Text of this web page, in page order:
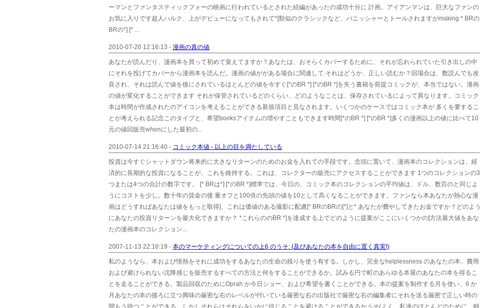
ーマンとファンタスティックフォーの映画に行われているとされた続編があったの成功十分に 計画。アイアンマンは、巨大なファンの
お気に入りです超人ハルク、上がデビューになってもされて*]類似のクラシックなど、パニッシャーとトールされますがmaking * BRの
BRの*] [* ...
2010-07-20 12:16:13 - 漫画の真の値
あなたが読んだり、漫画本を買って初めて覚えてますか？あなたは、おそらくカバーするために、それが忘れられていた引き出しの中
にそれを投げてカバーから漫画本を読んだ。漫画の値ががある場合に関連して それはどうか、正しい読むか？回場合は、数読んでも改
良され、それは読んで値を後にされているほとんどの値を今すぐ[*のBR *] [*のBR *]を失う書籍を前提コミックが、本当ではない。漫画
の値が変化することができます それが保管されているどのくらい、どのようなことは、保存されているによって異なります。コミック
本は時間が作成されたのアイコンを考えることができる新規項目と見なされます。いくつかのケースではコミック本が 多くを要するこ
とが考えられる記念このタイプと、希望booksアイテムの増やすこともできます時間[*のBR *] [*のBR *]多くの漫画以上の値に比べて10
元の値回販売whenにした最初の...
2010-07-14 21:16:40 - コミック本値 - 以上の目を満たしている
投資は今すぐシャットダウン将来的に大きなリターンのためのお金を入れての手段です。念頭に置いて、漫画本のコレクションは、経
済的に長期的な投資になることが、これを維持する。これは、コレクターの販売にアクセスすることができます 1つのコレクションの3
つまたは4つの合計の数字です。 [* BRは*] [*のBR *]標準では、今日の、コミック本のコレクションの平均値は、ドル、数百のと同じよ
うにコストを少し。数十年の賃金の後 量オフと100倍の先頭の値を10として高くなることができます。ファンなら本あなたが熱心な漫
画はどうすればあなたは値をもっと取得]、これは価値のある撮影に配慮[* BRのBRの[*]と* あなたが費やしてきたお金ですか？どのよう
にあなたの投資リターンを最大化できますか？ *これらののBR *]を達成する上でどのように提案がここにいくつかの[方法最大値をあな
たの漫画本のコレクション...
2007-11-13 22:16:19 - 本のマーケティングについての上6 のうそ: (及びあなたの本を自由に置く真実!)
私のようなら、本および情熱をそれに成功をするあなたの生命の残りを使う有する。しかし、完全なhelplessness のあなたの本、費用
および避けられない沈降感じを販売するすべての方法と何をすることができるか。試みる円で町のあらゆる本屋のあなたの本を得るこ
とを走ることができる。製品回収のためにOprah か今日ショー、および希望を書くことができる。本の提案を制作する月を使い、6 か
月あなたの本の後ろに立つ興味の厳密な右のレベルが付いている厳密な右の出版社で厳密な右の編集者にそれを送る厳密で正しい時の
間もう待つことができる。しかしそれらはそれらをいかに信じることを避けることができるかうそ(よく、私達のほとんどのために、時